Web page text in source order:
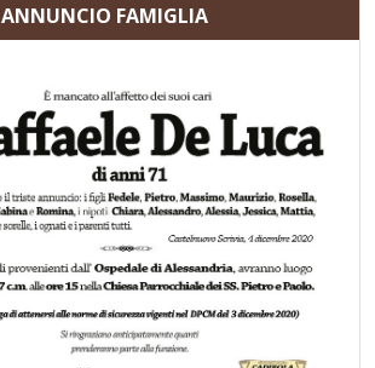
ANNUNCIO FAMIGLIA